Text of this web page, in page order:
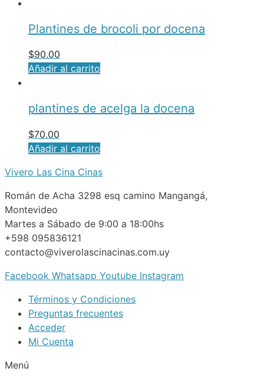
Plantines de brocoli por docena
$90.00
Añadir al carrito
plantines de acelga la docena
$70.00
Añadir al carrito
Vivero Las Cina Cinas
Román de Acha 3298 esq camino Mangangá,
Montevideo
Martes a Sábado de 9:00 a 18:00hs
+598 095836121
contacto@viverolascinacinas.com.uy
Facebook Whatsapp Youtube Instagram
Términos y Condiciones
Preguntas frecuentes
Acceder
Mi Cuenta
Menú